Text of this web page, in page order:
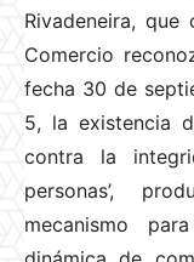
Rivadeneira,
Comercio
fecha 30 de
5, la existencia
contra la
personas’,
mecanismo